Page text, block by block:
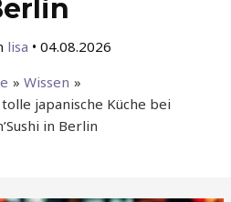
lisa • 04.08.2026
Wissen
japanische Küche bei
in Berlin